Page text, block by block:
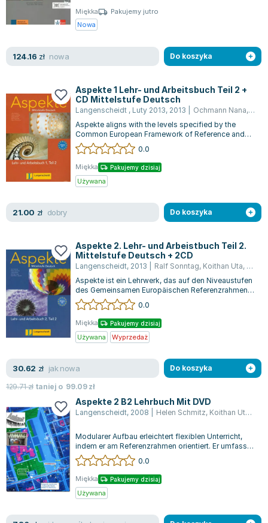
Jan Sztaudynger
Aleksander Puszkin
Małgorzata Ohme
Leszek Czarnecki
Joanna Racewicz
Maria Seweryn
Janina Zającówna
Eric Helms
Anna Prus (oprac.)
Nela Mała Reporterka
Barbara Wrzesińska
Virginia Woolf
Lorraine Warren
Ajahn Brahm
Lucinda Riley
Jacek Walkiewicz
Miękka
Pakujemy jutro
Nowa
124.16 zł nowa Do koszyka
Aspekte 1 Lehr- und Arbeitsbuch Teil 2 +
CD Mittelstufe Deutsch
Langenscheidt , Luty 2013, 2013 Ochmann Nana,
Aspekte aligns with the levels specified by the
Common European Framework of Reference and
prepares learners, in volumes 2 and 3,...
0.0
Miękka Pakujemy dzisiaj
Używana
21.00 zł dobry Do koszyka
Aspekte 2. Lehr- und Arbeistbuch Teil 2.
Mittelstufe Deutsch + 2CD
Langenscheidt, 2013 Ralf Sonntag, Koithan Uta,
Aspekte ist ein Lehrwerk, das auf den Niveaustufen
des Gemeinsamen Europäischen Referenzrahmens
basiert und mit den Bänden 2 und 3...
0.0
Miękka Pakujemy dzisiaj
Używana Wyprzedaż
30.62 zł jak nowa
129.71zł taniej o 99.09zł
Do koszyka
Aspekte 2 B2 Lehrbuch Mit DVD
Langenscheidt, 2008 Helen Schmitz, Koithan Uta ,
Modularer Aufbau erleichtert flexiblen Unterricht,
indem er am Referenzrahmen orientiert. Er umfasst
Hör-Seh-Verstehen mit authent...
0.0
Miękka Pakujemy dzisiaj
Używana